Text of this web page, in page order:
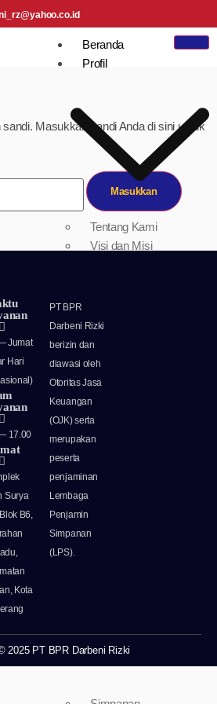
Beranda
Profil
Tentang Kami
Visi dan Misi
Berkelanjutan
Keuangan
Produk
sandi. Masukkan sandi Anda di sini untuk
Jumat
Hari
17.00
Surya
B6,
Kota
PT BPR
Darbeni Rizki
berizin dan
diawasi oleh
Otoritas Jasa
Keuangan
(OJK) serta
merupakan
peserta
penjaminan
Lembaga
Penjamin
Simpanan
(LPS).
2025 PT BPR Darbeni Rizki